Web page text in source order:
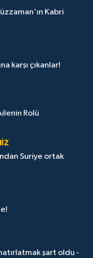
Kabri
karşı çıkanlar!
Rolü
Suriye ortak
şart oldu -